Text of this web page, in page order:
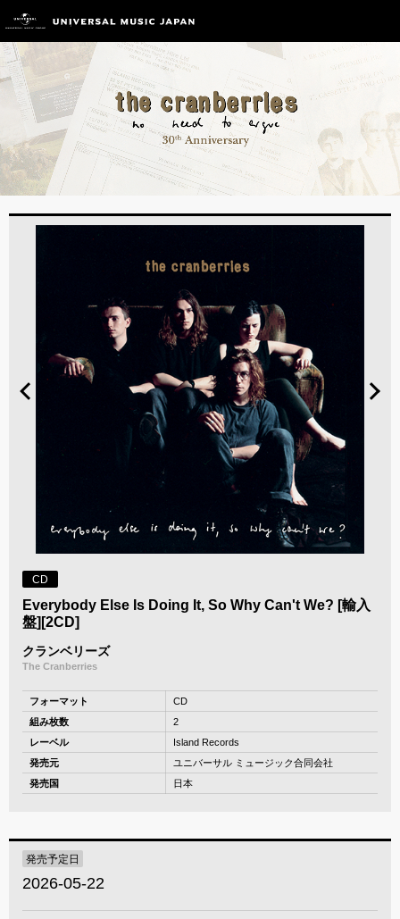
CD
Everybody Else Is Doing It, So Why Can't We? [輸入
盤][2CD]
クランベリーズ
The Cranberries
フォーマット
CD
組み枚数
2
レーベル
Island Records
発売元
ユニバーサル ミュージック合同会社
発売国
日本
発売予定日
2026-05-22